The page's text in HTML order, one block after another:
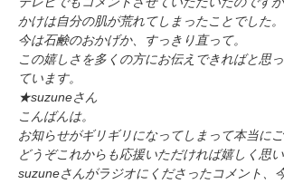
かけは自分の肌が荒れてしまったことでした。
今は石鹸のおかげか、すっきり直って。
この嬉しさを多くの方にお伝えできればと思
ています。
★suzuneさん
こんばんは。
お知らせがギリギリになってしまって本当に
どうぞこれからも応援いただければ嬉しく思い
suzuneさんがラジオにくださったコメント、